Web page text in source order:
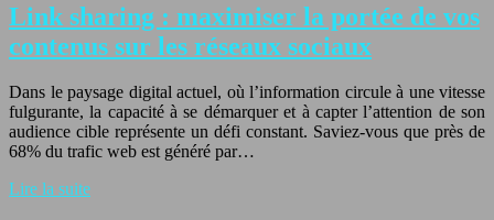
Link sharing : maximiser la portée de vos
contenus sur les réseaux sociaux
Dans le paysage digital actuel, où l’information circule à une vitesse
fulgurante, la capacité à se démarquer et à capter l’attention de son
audience cible représente un défi constant. Saviez-vous que près de
68% du trafic web est généré par…
Lire la suite